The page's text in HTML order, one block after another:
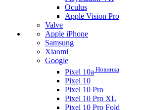
Oculus
Apple Vision Pro
Valve
Apple iPhone
Samsung
Xiaomi
Google
Pixel 10a Новинка
Pixel 10
Pixel 10 Pro
Pixel 10 Pro XL
Pixel 10 Pro Fold